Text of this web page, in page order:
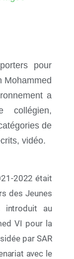
réseau
africaine sur
pour
Mohammed
a
collégien,
de
vidéo.
2022 était
des Jeunes
introduit au
VI pour la
par SAR
avec le